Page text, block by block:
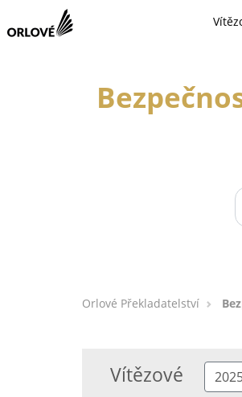
Orlové Překladatelství
Vítězové